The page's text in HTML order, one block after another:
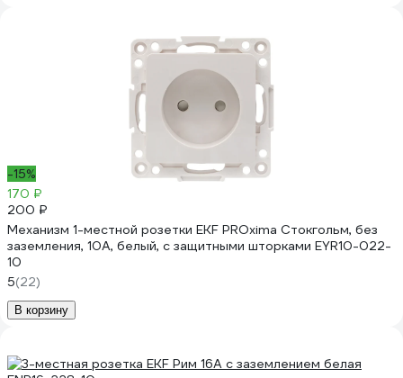
-15%
170 ₽
200 ₽
Механизм 1-местной розетки EKF PROxima Стокгольм, без
заземления, 10А, белый, с защитными шторками EYR10-022-
10
5(22)
В корзину